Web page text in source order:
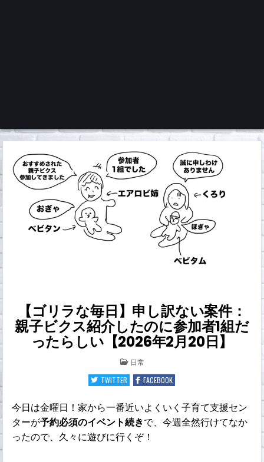
くろチャンネル
【ゴリラな毎日】申し訳ない案件：
親子ビクス紹介したのに参加者1組だ
ったらしい【2026年2月20日】
POSTED
IN
日常
TWITTER
FACEBOOK
今日は金曜日！家から一番近いよくいく子育て支援セン
ターが予約必須のイベント続きで、今週全然行けてなか
ったので、久々に遊びに行くぞ！